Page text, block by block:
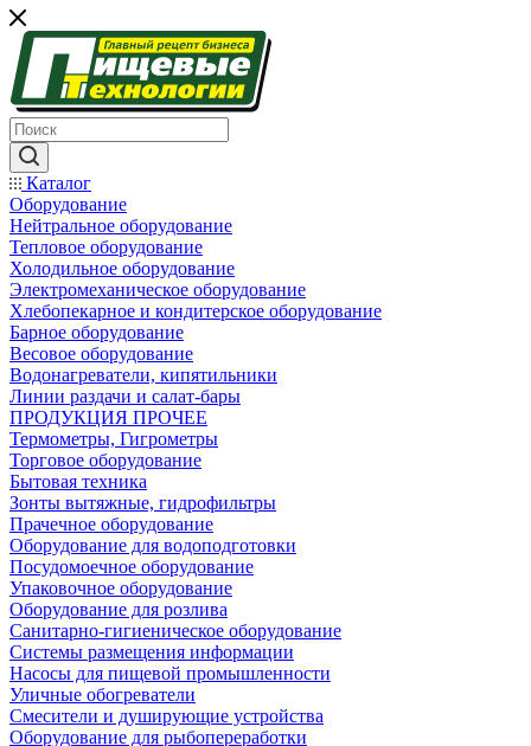
Каталог
Оборудование
Нейтральное оборудование
Тепловое оборудование
Холодильное оборудование
Электромеханическое оборудование
Хлебопекарное и кондитерское оборудование
Барное оборудование
Весовое оборудование
Водонагреватели, кипятильники
Линии раздачи и салат-бары
ПРОДУКЦИЯ ПРОЧЕЕ
Термометры, Гигрометры
Торговое оборудование
Бытовая техника
Зонты вытяжные, гидрофильтры
Прачечное оборудование
Оборудование для водоподготовки
Посудомоечное оборудование
Упаковочное оборудование
Оборудование для розлива
Санитарно-гигиеническое оборудование
Системы размещения информации
Насосы для пищевой промышленности
Уличные обогреватели
Смесители и душирующие устройства
Оборудование для рыбопереработки